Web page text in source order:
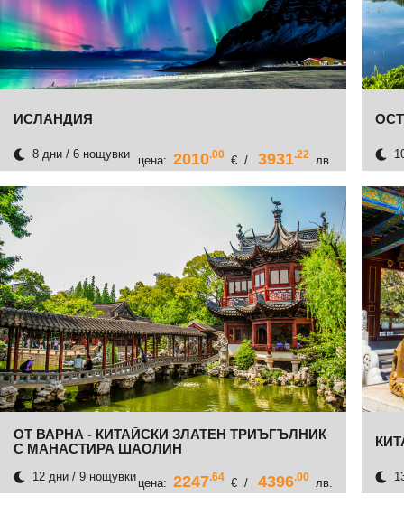
ИСЛАНДИЯ
8 дни / 6 нощувки цена: 2010 .00 € / 3931 .22 лв.
ОТ ВАРНА - КИТАЙСКИ ЗЛАТЕН ТРИЪГЪЛНИК
С МАНАСТИРА ШАОЛИН
12 дни / 9 нощувки цена: 2247 .64 € / 4396 .00 лв.